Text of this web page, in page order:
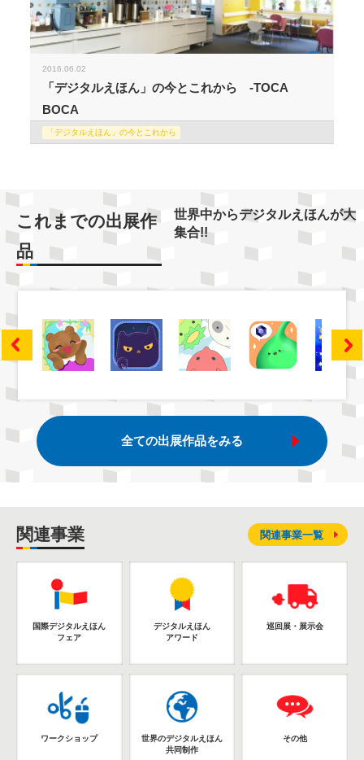
2016.06.02
「デジタルえほん」の今とこれから -TOCA
BOCA
「デジタルえほん」の今とこれから
これまでの出展作
品
世界中からデジタルえほんが大
集合!!
全ての出展作品をみる
関連事業
国際デジタルえほん
フェア
デジタルえほん
アワード
巡回展・展示会
ワークショップ
世界のデジタルえほん
共同制作
その他
関連事業一覧